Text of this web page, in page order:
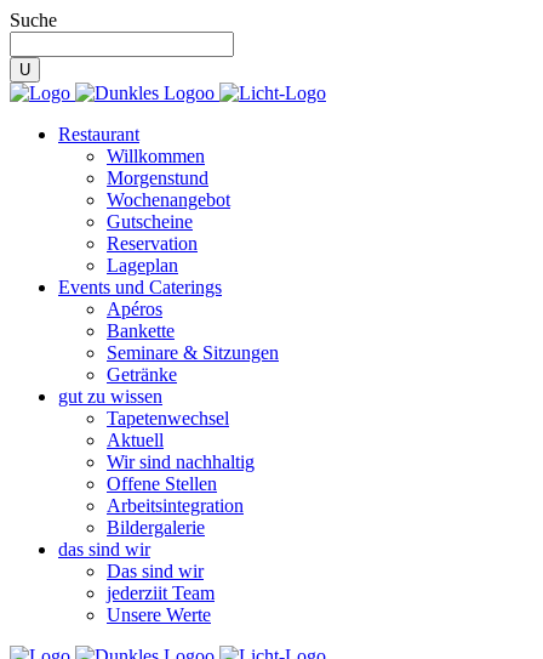
Suche
Restaurant
Willkommen
Morgenstund
Wochenangebot
Gutscheine
Reservation
Lageplan
Events und Caterings
Apéros
Bankette
Seminare & Sitzungen
Getränke
gut zu wissen
Tapetenwechsel
Aktuell
Wir sind nachhaltig
Offene Stellen
Arbeitsintegration
Bildergalerie
das sind wir
Das sind wir
jederziit Team
Unsere Werte